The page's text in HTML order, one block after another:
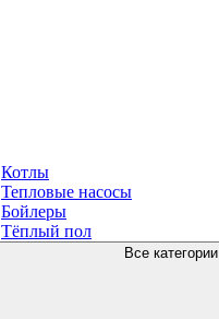
Котлы
Тепловые насосы
Бойлеры
Тёплый пол
Все категории